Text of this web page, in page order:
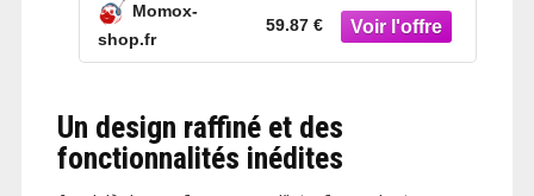
Momox-
shop.fr
59.87 €
Un design raffiné et des
fonctionnalités inédites